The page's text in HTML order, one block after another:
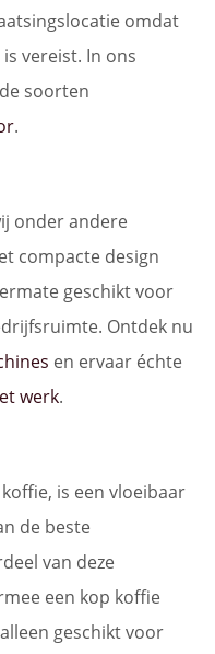
omdat
vereist. In ons
soorten
.
onder andere
compacte design
geschikt voor
Ontdek nu
en ervaar échte
werk.
is een vloeibaar
de beste
van deze
een kop koffie
geschikt voor